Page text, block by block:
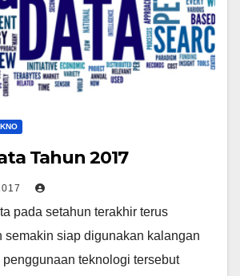
Tahun 2017
pada setahun terakhir terus
semakin siap digunakan kalangan
teknologi tersebut